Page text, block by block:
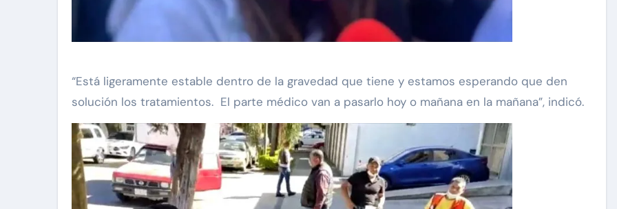
“Está ligeramente estable dentro de la gravedad que tiene y estamos esperando que den
solución los tratamientos. El parte médico van a pasarlo hoy o mañana en la mañana”, indicó.